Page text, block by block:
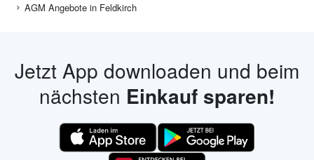
AGM Angebote in Feldkirch
Jetzt App downloaden und beim
nächsten Einkauf sparen!